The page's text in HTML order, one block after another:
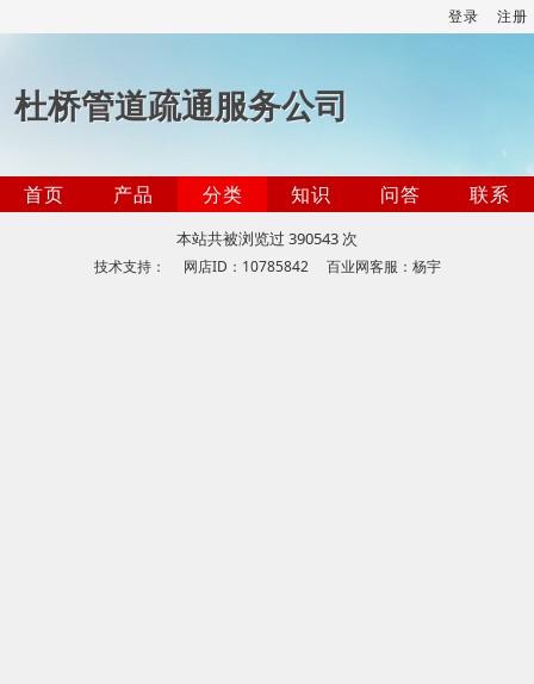
登录 注册
杜桥管道疏通服务公司
首页 产品 分类 知识 问答 联系
本站共被浏览过 390543 次
技术支持： 网店ID：10785842 百业网客服：杨宇